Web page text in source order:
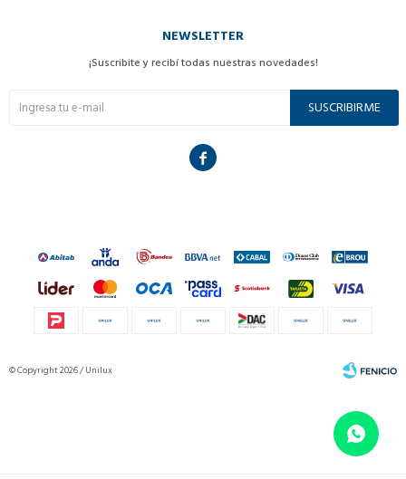
NEWSLETTER
¡Suscribite y recibí todas nuestras novedades!
SUSCRIBIRME

© Copyright 2026 / Unilux